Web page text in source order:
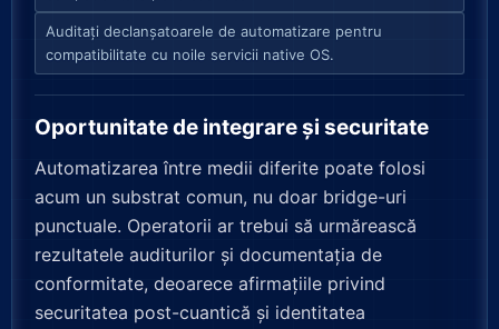
Auditați declanșatoarele de automatizare pentru
compatibilitate cu noile servicii native OS.
Oportunitate de integrare și securitate
Automatizarea între medii diferite poate folosi
acum un substrat comun, nu doar bridge-uri
punctuale. Operatorii ar trebui să urmărească
rezultatele auditurilor și documentația de
conformitate, deoarece afirmațiile privind
securitatea post-cuantică și identitatea